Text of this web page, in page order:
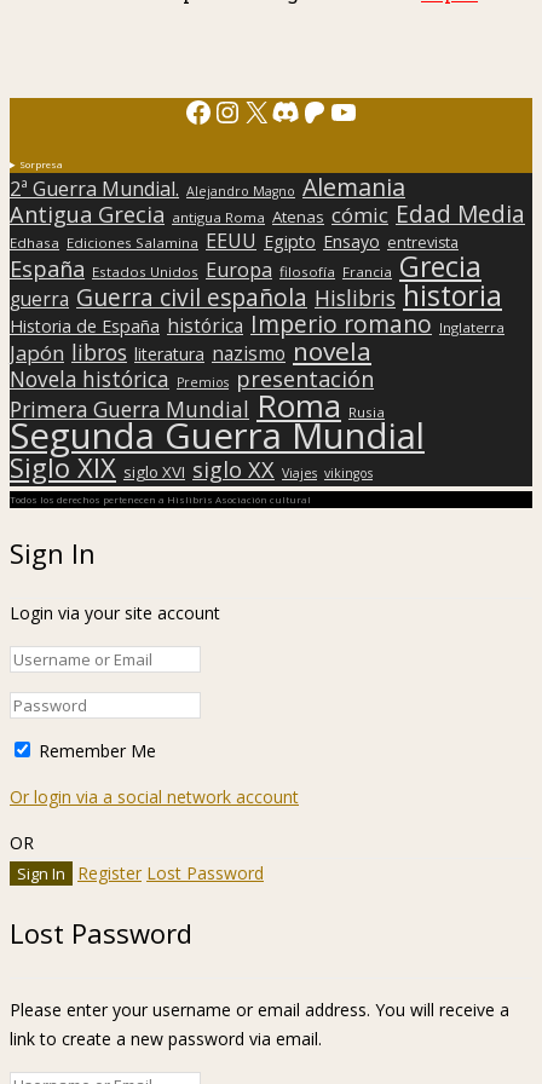
Facebook
Instagram
X Discord
Patreon
YouTube
Sorpresa
2ª Guerra Mundial. Alejandro Magno Alemania
Antigua Grecia antigua Roma Atenas cómic Edad Media
Edhasa Ediciones Salamina EEUU Egipto Ensayo entrevista
España Estados Unidos Europa filosofía Francia Grecia
guerra Guerra civil española Hislibris historia
Historia de España histórica Imperio romano Inglaterra
Japón libros literatura nazismo novela
Novela histórica Premios presentación
Primera Guerra Mundial Roma Rusia
Segunda Guerra Mundial
Siglo XIX siglo XVI siglo XX Viajes vikingos
Todos los derechos pertenecen a Hislibris Asociación cultural
Sign In
Login via your site account
Remember Me
Or login via a social network account
OR
Register Lost Password
Lost Password
Please enter your username or email address. You will receive a
link to create a new password via email.